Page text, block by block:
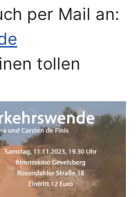
per Mail an:
tollen